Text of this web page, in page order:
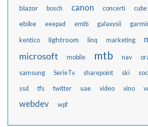
blazor bosch canon concerti cube
ebike eeepad emtb galaxysii
kentico lightroom linq marketing
microsoft mobile mtb nav
samsung SerieTv sharepoint ski
ssd tfs twitter uae video vino
webdev wpf